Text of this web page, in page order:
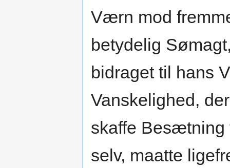
Værn mod
betydelig
bidraget til hans
Vanskelighed,
skaffe
selv, maatte